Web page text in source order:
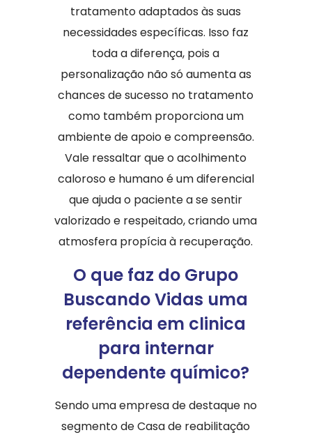
tratamento adaptados às suas
necessidades específicas. Isso faz
toda a diferença, pois a
personalização não só aumenta as
chances de sucesso no tratamento
como também proporciona um
ambiente de apoio e compreensão.
Vale ressaltar que o acolhimento
caloroso e humano é um diferencial
que ajuda o paciente a se sentir
valorizado e respeitado, criando uma
atmosfera propícia à recuperação.
O que faz do Grupo
Buscando Vidas uma
referência em clinica
para internar
dependente químico?
Sendo uma empresa de destaque no
segmento de Casa de reabilitação